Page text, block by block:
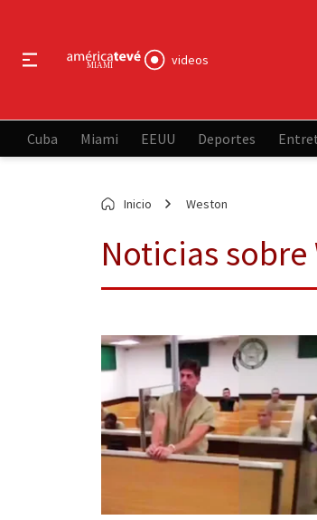
videos
Cuba Miami EEUU Deportes
Inicio Weston
Noticias sobre